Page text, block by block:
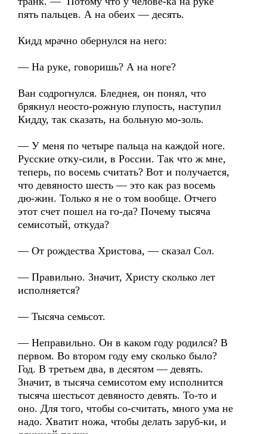
пять пальцев. А на обеих — десять.
Кидд мрачно обернулся на него:
— На руке, говоришь? А на ноге?
Ван содрогнулся. Бледнея, он понял, что
брякнул неосто-рожную глупость, наступил
Кидду, так сказать, на больную мо-золь.
— У меня по четыре пальца на каждой ноге.
Русские отку-сили, в России. Так что ж мне,
теперь, по восемь считать? Вот и получается,
что девяносто шесть — это как раз восемь
дю-жин. Только я не о том вообще. Отчего
этот счет пошел на го-да? Почему тысяча
семисотый, откуда?
— От рождества Христова, — сказал Сол.
— Правильно. Значит, Христу сколько лет
исполняется?
— Тысяча семьсот.
— Неправильно. Он в каком году родился? В
первом. Во втором году ему сколько было?
Год. В третьем два, в десятом — девять.
Значит, в тысяча семисотом ему исполнится
тысяча шестьсот девяносто девять. То-то и
оно. Для того, чтобы со-считать, много ума не
надо. Хватит ножа, чтобы делать заруб-ки, и